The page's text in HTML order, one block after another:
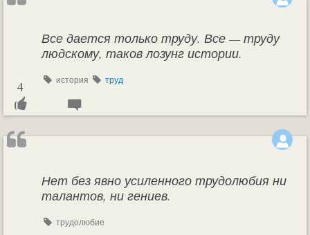
Все дается только труду. Все — труду
людскому, таков лозунг истории.
история труд
4
Нет без явно усиленного трудолюбия ни
талантов, ни гениев.
трудолюбие